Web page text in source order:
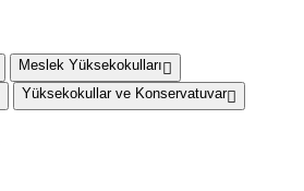
Meslek Yüksekokulları
Yüksekokullar ve Konservatuvar